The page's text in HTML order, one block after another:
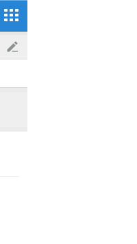
글
쓰